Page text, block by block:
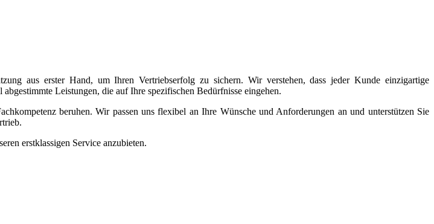
aus erster Hand, um Ihren Vertriebserfolg zu sichern. Wir verstehen, dass jeder Kunde einzigartige
Leistungen, die auf Ihre spezifischen Bedürfnisse eingehen.
beruhen. Wir passen uns flexibel an Ihre Wünsche und Anforderungen an und unterstützen Sie
erstklassigen Service anzubieten.